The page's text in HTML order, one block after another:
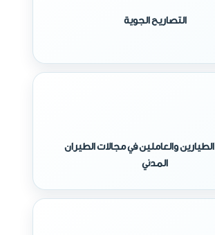
التصاريح الجوية
والعاملين في مجالات الطيران
المدني